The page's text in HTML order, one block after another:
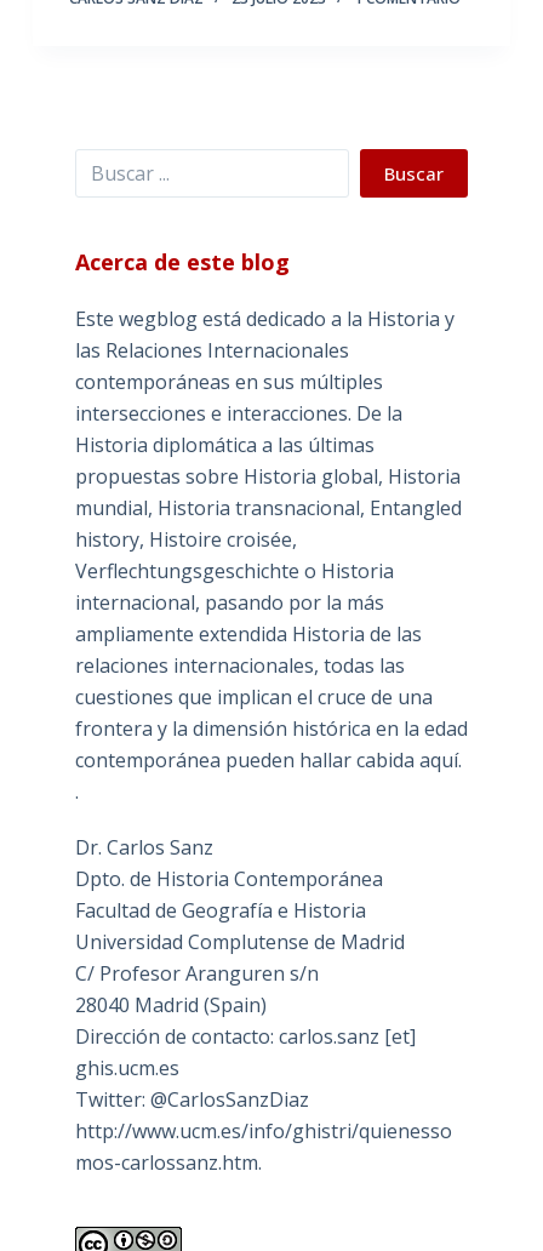
Buscar Buscar
Acerca de este blog
Este wegblog está dedicado a la Historia y
las Relaciones Internacionales
contemporáneas en sus múltiples
intersecciones e interacciones. De la
Historia diplomática a las últimas
propuestas sobre Historia global, Historia
mundial, Historia transnacional, Entangled
history, Histoire croisée,
Verflechtungsgeschichte o Historia
internacional, pasando por la más
ampliamente extendida Historia de las
relaciones internacionales, todas las
cuestiones que implican el cruce de una
frontera y la dimensión histórica en la edad
contemporánea pueden hallar cabida aquí.
.
Dr. Carlos Sanz
Dpto. de Historia Contemporánea
Facultad de Geografía e Historia
Universidad Complutense de Madrid
C/ Profesor Aranguren s/n
28040 Madrid (Spain)
Dirección de contacto: carlos.sanz [et]
ghis.ucm.es
Twitter: @CarlosSanzDiaz
http://www.ucm.es/info/ghistri/quienesso
mos-carlossanz.htm.